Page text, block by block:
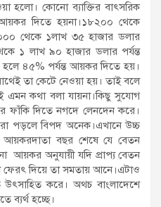
হলো। কোনো ব্যাক্তির বাৎসরিক
দিতে হয়না।১৮২০০ থেকে
থেকে ১লাখ ৩৫ হাজার ডলার
১ লাখ ৯০ হাজার ডলার পর্যন্ত
৪৫% পর্যন্ত আয়কর দিতে হয়।
তা কেটে নেওয়া হয়। তাই বলে
কথা বলা যায়না।কিছু সুযোগ
ফাঁকি দিতে নগদে লেনদেন করে।
পড়লে বিপদ অনেক।এখানে উচ্চ
বছর শেষে যে বেতন
আয়কর অনুযায়ী যদি প্রাপ্য বেতন
দিয়ে তা সমতায় আনে।এটাও
উৎসাহিত করে। অথচ বাংলাদেশে
ব্যর্থ হচ্ছে।